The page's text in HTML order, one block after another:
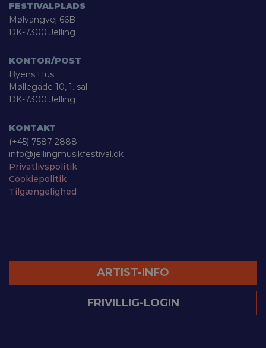
FESTIVALPLADS
Mølvangvej 66B
DK-7300 Jelling
KONTOR/POST
Byens Hus
Møllegade 10, 1. sal
DK-7300 Jelling
KONTAKT
(+45) 7587 2888
info@jellingmusikfestival.dk
Privatlivspolitik
Cookiepolitik
Tilgængelighed
ARTIST-INFO
FRIVILLIG-LOGIN